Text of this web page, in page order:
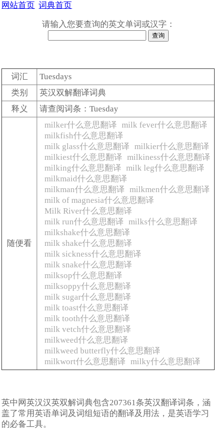
网站首页 词典首页
请输入您要查询的英文单词或汉字：
词汇
Tuesdays
类别
英汉双解翻译词典
释义
请查阅词条：Tuesday
随便看
milker什么意思翻译 milk fever什么意思翻译
milkfish什么意思翻译
milk glass什么意思翻译 milkier什么意思翻译
milkiest什么意思翻译 milkiness什么意思翻译
milking什么意思翻译 milk leg什么意思翻译
milkmaid什么意思翻译
milkman什么意思翻译 milkmen什么意思翻译
milk of magnesia什么意思翻译
Milk River什么意思翻译
milk run什么意思翻译 milks什么意思翻译
milkshake什么意思翻译
milk shake什么意思翻译
milk sickness什么意思翻译
milk snake什么意思翻译
milksop什么意思翻译
milksoppy什么意思翻译
milk sugar什么意思翻译
milk toast什么意思翻译
milk tooth什么意思翻译
milk vetch什么意思翻译
milkweed什么意思翻译
milkweed butterfly什么意思翻译
milkwort什么意思翻译 milky什么意思翻译
英中网英汉汉英双解词典包含207361条英汉翻译词条，涵
盖了常用英语单词及词组短语的翻译及用法，是英语学习
的必备工具。